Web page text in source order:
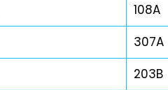
108A
307A
203B